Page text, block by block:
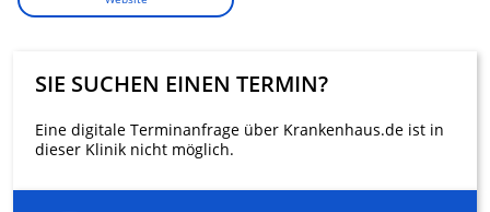
SIE SUCHEN EINEN TERMIN?
Eine digitale Terminanfrage über Krankenhaus.de ist in
dieser Klinik nicht möglich.